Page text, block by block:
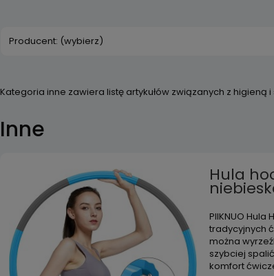
Producent: (wybierz)
Kategoria inne zawiera listę artykułów związanych z higieną
Inne
Hula
PIIKNUO
tradycyjnych
można
szybciej
komfort